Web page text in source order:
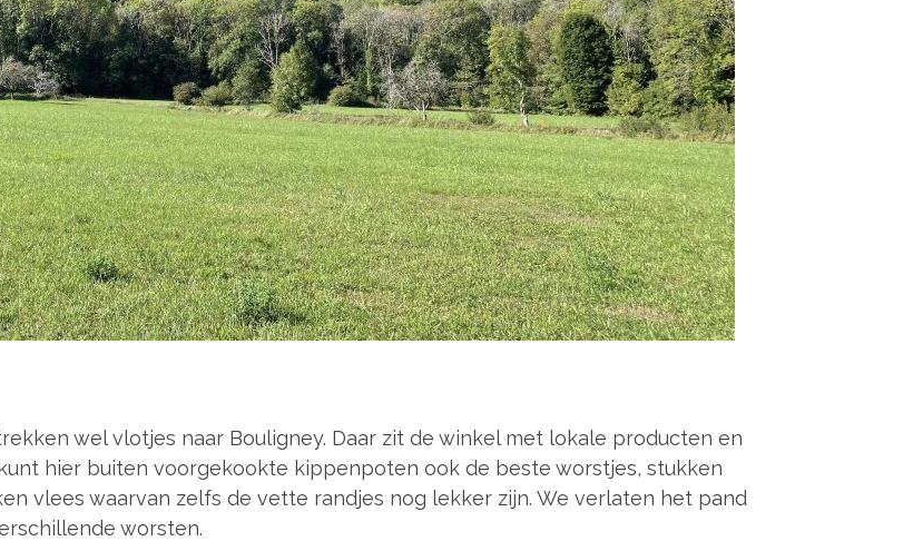
wel vlotjes naar Bouligney. Daar zit de winkel met lokale producten en
hier buiten voorgekookte kippenpoten ook de beste worstjes, stukken
vlees waarvan zelfs de vette randjes nog lekker zijn. We verlaten het pand
worsten.